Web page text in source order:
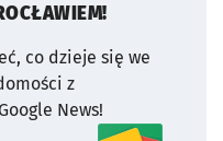
co dzieje się we
z
News!